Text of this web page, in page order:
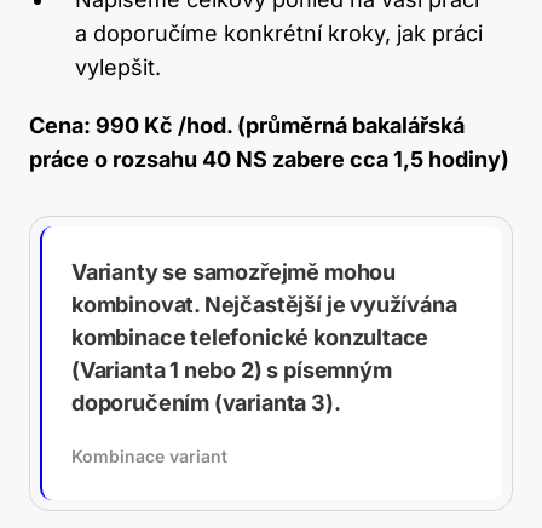
a doporučíme konkrétní kroky, jak práci
vylepšit.
Cena: 990 Kč /hod. (průměrná bakalářská
práce o rozsahu 40 NS zabere cca 1,5 hodiny)
Varianty se samozřejmě mohou
kombinovat. Nejčastější je využívána
kombinace telefonické konzultace
(Varianta 1 nebo 2) s písemným
doporučením (varianta 3).
Kombinace variant